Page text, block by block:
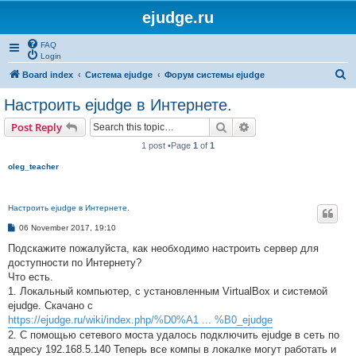
ejudge.ru
FAQ
Login
Board index Система ejudge Форум системы ejudge
Настроить ejudge в Интернете.
Post Reply Search
1 post •Page 1 of 1
oleg_teacher
Настроить ejudge в Интернете.
P
s
06 November 2017, 19:10
Подскажите пожалуйста, как необходимо настроить сервер для
доступности по Интернету?
Что есть.
1. Локальный компьютер, с установленным VirtualBox и системой
ejudge. Скачано с
https://ejudge.ru/wiki/index.php/%D0%A1 ... %B0_ejudge
2. С помощью сетевого моста удалось подключить ejudge в сеть по
адресу 192.168.5.140 Теперь все компы в локалке могут работать и